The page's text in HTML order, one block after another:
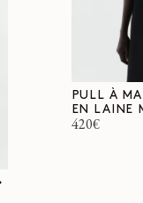
PULL À
EN LAINE
Prix
420€